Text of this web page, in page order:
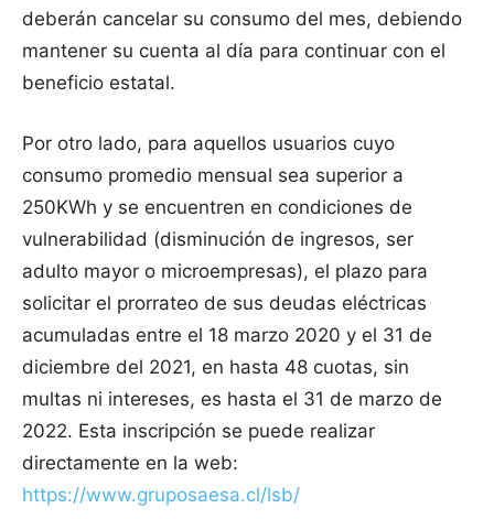
deberán cancelar su consumo del mes, debiendo
mantener su cuenta al día para continuar con el
beneficio estatal.
Por otro lado, para aquellos usuarios cuyo
consumo promedio mensual sea superior a
250KWh y se encuentren en condiciones de
vulnerabilidad (disminución de ingresos, ser
adulto mayor o microempresas), el plazo para
solicitar el prorrateo de sus deudas eléctricas
acumuladas entre el 18 marzo 2020 y el 31 de
diciembre del 2021, en hasta 48 cuotas, sin
multas ni intereses, es hasta el 31 de marzo de
2022. Esta inscripción se puede realizar
directamente en la web:
https://www.gruposaesa.cl/lsb/